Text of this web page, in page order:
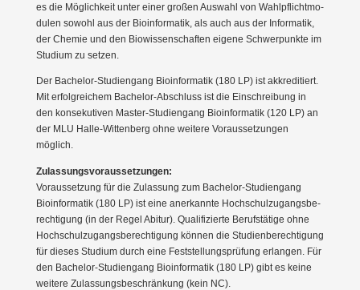
es die Möglichkeit unter einer großen Auswahl von Wahlpflicht­mo­
dulen sowohl aus der Bioin­for­matik, als auch aus der Infor­matik,
der Chemie und den Biowis­sen­schaften eigene Schwer­punkte im
Studium zu setzen.
Der Bachelor-Studi­engang Bioin­for­matik (180 LP) ist akkre­di­tiert.
Mit erfolg­reichem Bachelor-Abschluss ist die Einschreibung in
den konse­ku­tiven Master-Studi­engang Bioin­for­matik (120 LP) an
der MLU Halle-Wittenberg ohne weitere Voraus­set­zungen
möglich.
Zulas­sungs­vor­aus­set­zungen:
Voraus­setzung für die Zulassung zum Bachelor-Studi­engang
Bioin­for­matik (180 LP) ist eine anerkannte Hochschul­zu­gangs­be­
rech­tigung (in der Regel Abitur). Quali­fi­zierte Berufs­tätige ohne
Hochschul­zu­gangs­be­rech­tigung können die Studi­en­be­rech­tigung
für dieses Studium durch eine Feststel­lungs­prüfung erlangen. Für
den Bachelor-Studi­engang Bioin­for­matik (180 LP) gibt es keine
weitere Zulas­sungs­be­schränkung (kein NC).